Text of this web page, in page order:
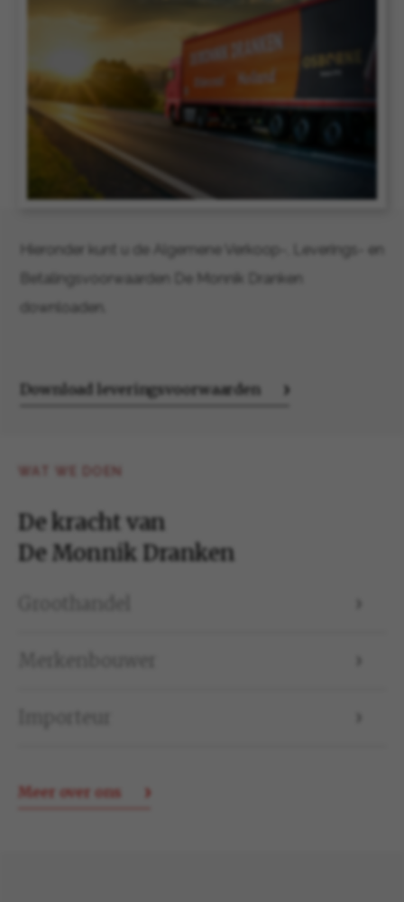
De kracht van
De Monnik Dranken
Meer over ons
Hieronder kunt u de Algemene Verkoop-, Leverings- en
Betalingsvoorwaarden De Monnik Dranken
downloaden.
Download leveringsvoorwaarden